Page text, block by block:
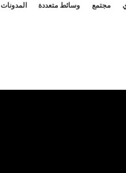
مجتمع وسائط متعددة المدونات